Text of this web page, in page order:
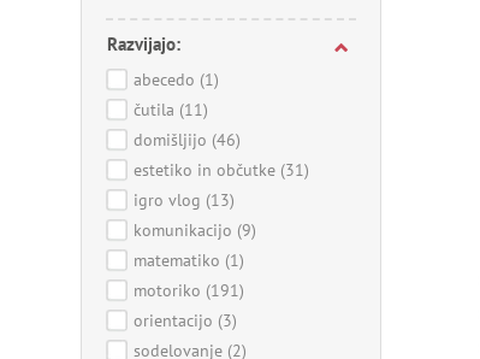
Razvijajo:
abecedo (1)
čutila (11)
domišljijo (46)
estetiko in občutke (31)
igro vlog (13)
komunikacijo (9)
matematiko (1)
motoriko (191)
orientacijo (3)
sodelovanje (2)